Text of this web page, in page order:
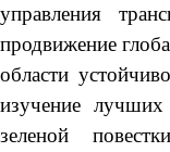
управления
продвижение
области
изучение
зеленой